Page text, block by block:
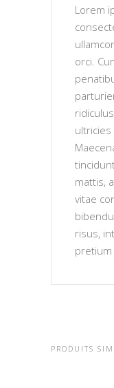
Lorem
orci.
ultricies
mattis,
vitae
risus,
PRODUITS